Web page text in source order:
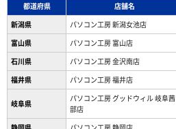
都道府県 店舗名
新潟県
パソコン工房 新潟女池店
富山県
パソコン工房 富山店
石川県
パソコン工房 金沢南店
福井県
パソコン工房 福井店
岐阜県
パソコン工房 グッドウィル 岐阜茜
部店